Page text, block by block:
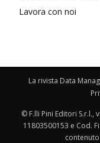
Lavora con noi
La rivista Data
© F.lli Pini Editori S.r.l.,
11803500153 e Cod.